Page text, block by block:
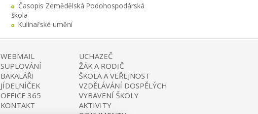
Časopis Zemědělská Podohospodárská
škola
Kulinařské umění
WEBMAIL
SUPLOVÁNÍ
BAKALÁŘI
JÍDELNÍČEK
OFFICE 365
KONTAKT
UCHAZEČ
ŽÁK A RODIČ
ŠKOLA A VEŘEJNOST
VZDĚLÁVÁNÍ DOSPĚLÝCH
VYBAVENÍ ŠKOLY
AKTIVITY